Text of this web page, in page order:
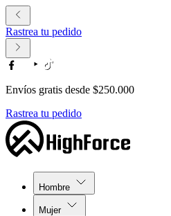
Rastrea tu pedido
Envíos gratis desde $250.000
Rastrea tu pedido
Hombre
Mujer